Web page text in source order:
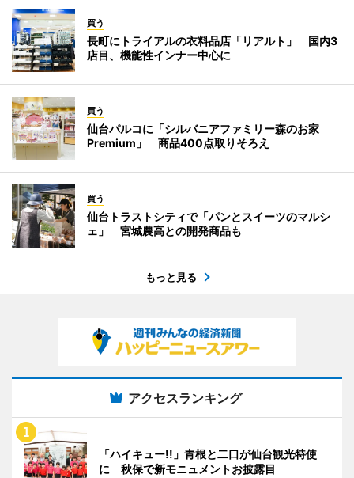
買う
長町にトライアルの衣料品店「リアルト」 国内3
店目、機能性インナー中心に
買う
仙台パルコに「シルバニアファミリー森のお家
Premium」 商品400点取りそろえ
買う
仙台トラストシティで「パンとスイーツのマルシ
ェ」 宮城農高との開発商品も
もっと見る
アクセスランキング
「ハイキュー!!」青根と二口が仙台観光特使
に 秋保で新モニュメントお披露目